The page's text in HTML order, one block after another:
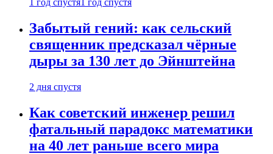
1 год спустя 1 год спустя
Забытый гений: как сельский
священник предсказал чёрные
дыры за 130 лет до Эйнштейна
2 дня спустя
Как советский инженер решил
фатальный парадокс математики
на 40 лет раньше всего мира